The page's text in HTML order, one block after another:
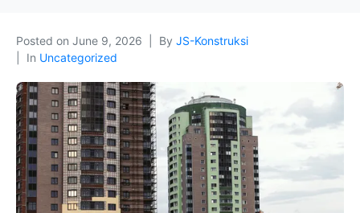
Posted on June 9, 2026 By JS-Konstruksi
In Uncategorized